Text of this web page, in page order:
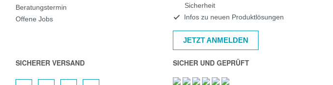
Beratungstermin
Offene Jobs
Sicherheit
Infos zu neuen Produktlösungen
JETZT ANMELDEN
SICHERER VERSAND SICHER UND GEPRÜFT